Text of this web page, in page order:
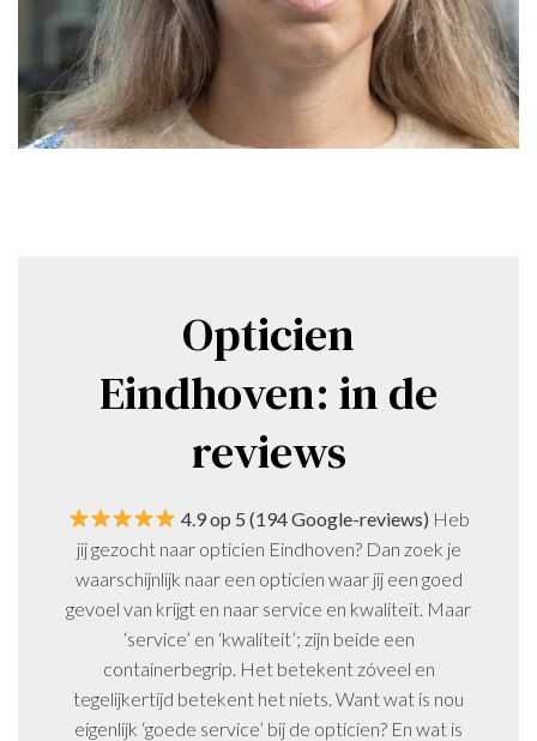
Opticien
Eindhoven: in de
reviews
4.9 op 5 (194 Google-reviews) Heb
jij gezocht naar opticien Eindhoven? Dan zoek je
waarschijnlijk naar een opticien waar jij een goed
gevoel van krijgt en naar service en kwaliteit. Maar
‘service’ en ‘kwaliteit’; zijn beide een
containerbegrip. Het betekent zóveel en
tegelijkertijd betekent het niets. Want wat is nou
eigenlijk ‘goede service’ bij de opticien? En wat is